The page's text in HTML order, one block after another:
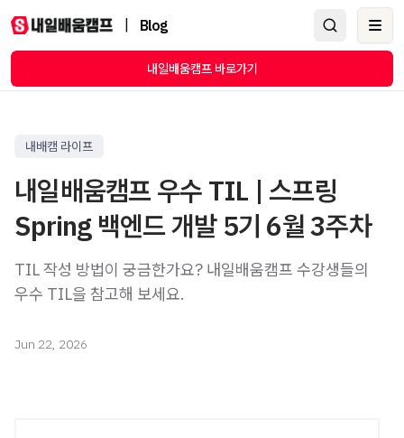
Blog
내일배움캠프 바로가기
내배캠 라이프
내일배움캠프 우수 TIL | 스프링
Spring 백엔드 개발 5기 6월 3주차
TIL 작성 방법이 궁금한가요? 내일배움캠프 수강생들의
우수 TIL을 참고해 보세요.
Jun 22, 2026